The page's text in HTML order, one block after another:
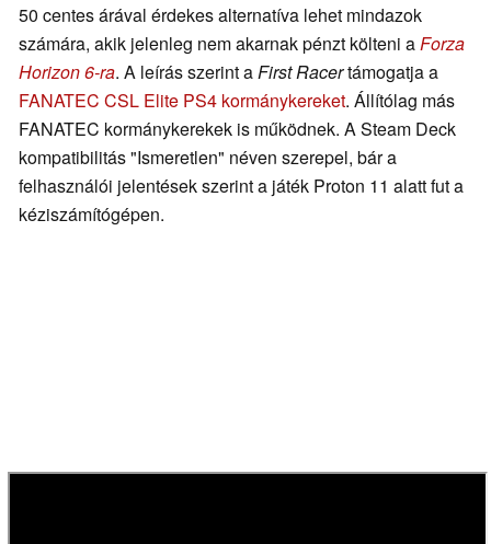
50 centes árával érdekes alternatíva lehet mindazok
számára, akik jelenleg nem akarnak pénzt költeni aForza
Horizon 6-ra. A leírás szerint aFirst Racertámogatja a
FANATEC CSL Elite PS4 kormánykereket. Állítólag más
FANATEC kormánykerekek is működnek. A Steam Deck
kompatibilitás "Ismeretlen" néven szerepel, bár a
felhasználói jelentések szerint a játék Proton 11 alatt fut a
kéziszámítógépen.